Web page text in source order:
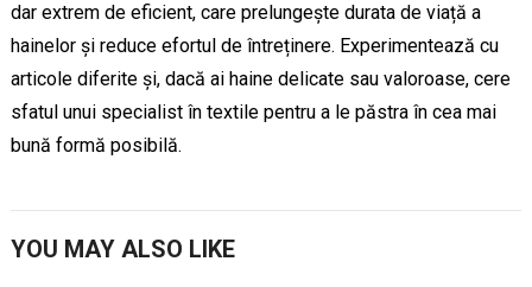
dar extrem de eficient, care prelungește durata de viață a
hainelor și reduce efortul de întreținere. Experimentează cu
articole diferite și, dacă ai haine delicate sau valoroase, cere
sfatul unui specialist în textile pentru a le păstra în cea mai
bună formă posibilă.
YOU MAY ALSO LIKE